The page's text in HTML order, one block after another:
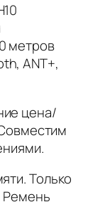
метров
ANT+,
цена/
Только
Ремень